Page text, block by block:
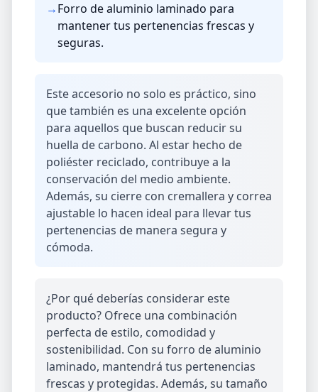
→Forro de aluminio laminado para
mantener tus pertenencias frescas y
seguras.
Este accesorio no solo es práctico, sino
que también es una excelente opción
para aquellos que buscan reducir su
huella de carbono. Al estar hecho de
poliéster reciclado, contribuye a la
conservación del medio ambiente.
Además, su cierre con cremallera y correa
ajustable lo hacen ideal para llevar tus
pertenencias de manera segura y
cómoda.
¿Por qué deberías considerar este
producto? Ofrece una combinación
perfecta de estilo, comodidad y
sostenibilidad. Con su forro de aluminio
laminado, mantendrá tus pertenencias
frescas y protegidas. Además, su tamaño